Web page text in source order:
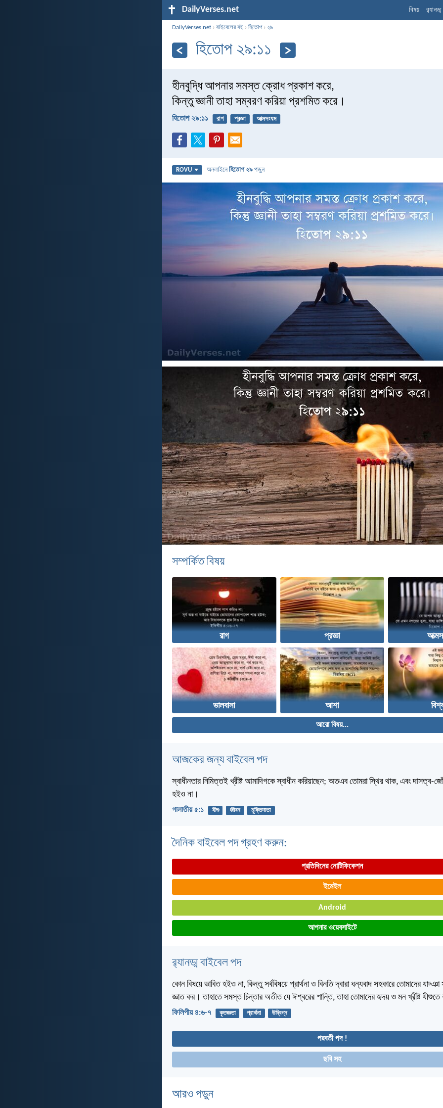
DailyVerses.net বিষয়
DailyVerses.net ›বাইবেলের বই ›হিতোপ›২৯
হিতোপ ২৯:১১
হীনবুদ্ধি আপনার সমস্ত ক্রোধ প্রকাশ করে,
কিন্তু জ্ঞানী তাহা সম্বরণ করিয়া প্রশমিত করে।
হিতোপ ২৯:১১ রাগ প্রজ্ঞা আত্মসংযম
ROVU অনলাইনেহিতোপ ২৯ পড়ুন
সম্পর্কিত বিষয়
রাগ প্রজ্ঞা
ভালবাসা আশা
আরো বিষয়...
আজকের জন্য বাইবেল পদ
স্বাধীনতার নিমিত্তই খ্রীষ্ট আমাদিগকে স্বাধীন করিয়াছেন; অতএব তোমরা স্থির থাক, এবং দাসত্ব-
হইও না।
গালাতীয় ৫:১ যীশু জীবন মুক্তিদাতা
দৈনিক বাইবেল পদ গ্রহণ করুন:
প্রতিদিনের নোটিফিকেশন
ইমেইল
Android
আপনার ওয়েবসাইটে
র‌্যানড্ম বাইবেল পদ
কোন বিষয়ে ভাবিত হইও না, কিন্তু সর্ববিষয়ে প্রার্থনা ও বিনতি দ্বারা ধন্যবাদ সহকারে তোমাদের
জ্ঞাত কর। তাহাতে সমস্ত চিন্তার অতীত যে ঈশ্বরের শান্তি, তাহা তোমাদের হৃদয় ও মন খ্রীষ্ট যীশুতে
ফিলিপীয় ৪:৬-৭ কৃতজ্ঞতা প্রার্থনা উদ্বিগ্ন
পরবর্তী পদ !
ছবি সহ
আরও পড়ুন